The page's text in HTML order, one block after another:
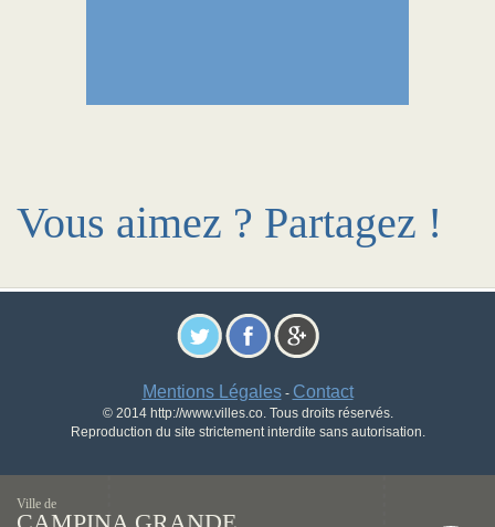
Vous aimez ? Partagez !
Mentions Légales- Contact
© 2014 http://www.villes.co. Tous droits réservés.
Reproduction du site strictement interdite sans autorisation.
Ville de